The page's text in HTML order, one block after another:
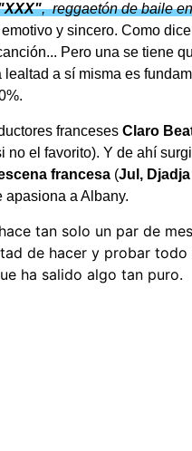
XXX", reggaetón de baile
y sincero. Como dice
Pero una se tiene
a sí misma es
franceses Claro
no el favorito). Y de ahí
francesa (Jul, Djadja
apasiona a Albany.
tan solo un par de
de hacer y probar todo
ha salido algo tan puro.